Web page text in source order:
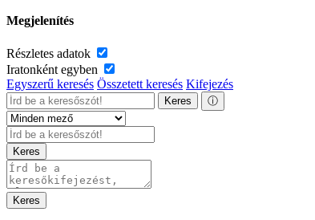
Megjelenítés
Részletes adatok
Iratonként egyben
Egyszerű keresés Összetett keresés Kifejezés
Keres ⓘ
Keres
Keres